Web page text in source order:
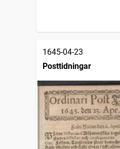
1645-04-23
Posttidningar